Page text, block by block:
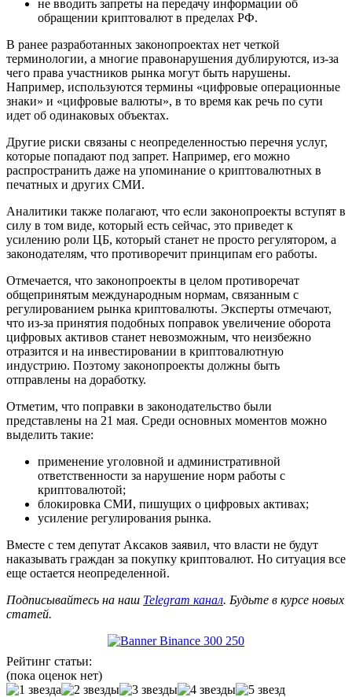
не вводить запреты на передачу информации об
обращении криптовалют в пределах РФ.
В ранее разработанных законопроектах нет четкой
терминологии, а многие правонарушения дублируются, из-за
чего права участников рынка могут быть нарушены.
Например, используются термины «цифровые операционные
знаки» и «цифровые валюты», в то время как речь по сути
идет об одинаковых объектах.
Другие риски связаны с неопределенностью перечня услуг,
которые попадают под запрет. Например, его можно
распространить даже на упоминание о криптовалютных в
печатных и других СМИ.
Аналитики также полагают, что если законопроекты вступят в
силу в том виде, который есть сейчас, это приведет к
усилению роли ЦБ, который станет не просто регулятором, а
законодателям, что противоречит принципам его работы.
Отмечается, что законопроекты в целом противоречат
общепринятым международным нормам, связанным с
регулированием рынка криптовалюты. Эксперты отмечают,
что из-за принятия подобных поправок увеличение оборота
цифровых активов станет невозможным, что неизбежно
отразится и на инвестировании в криптовалютную
индустрию. Поэтому законопроекты должны быть
отправлены на доработку.
Отметим, что поправки в законодательство были
представлены на 21 мая. Среди основных моментов можно
выделить такие:
применение уголовной и административной
ответственности за нарушение норм работы с
криптовалютой;
блокировка СМИ, пишущих о цифровых активах;
усиление регулирования рынка.
Вместе с тем депутат Аксаков заявил, что власти не будут
наказывать граждан за покупку криптовалют. Но ситуация все
еще остается неопределенной.
Подписывайтесь на наш Telegram канал. Будьте в курсе новых
статей.
Рейтинг статьи:
(пока оценок нет)